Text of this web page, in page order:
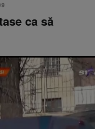
ca să